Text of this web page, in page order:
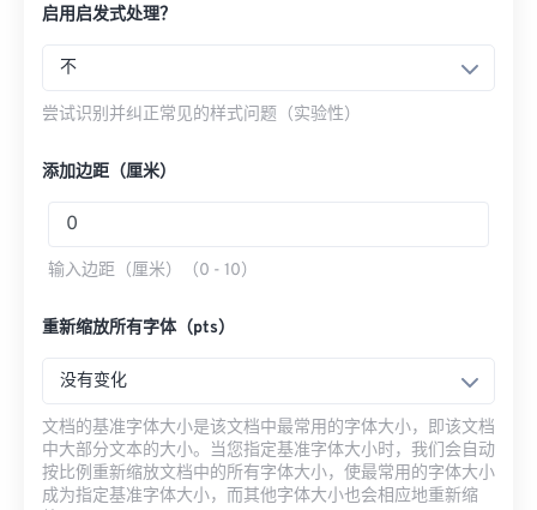
启用启发式处理？
不
尝试识别并纠正常见的样式问题（实验性）
添加边距（厘米）
输入边距（厘米）（0 - 10）
重新缩放所有字体（pts）
没有变化
文档的基准字体大小是该文档中最常用的字体大小，即该文档
中大部分文本的大小。当您指定基准字体大小时，我们会自动
按比例重新缩放文档中的所有字体大小，使最常用的字体大小
成为指定基准字体大小，而其他字体大小也会相应地重新缩